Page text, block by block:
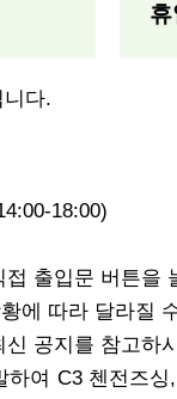
휴
다.
18:00)
출입문 버튼을
에 따라 달라질
공지를 참고하
여 C3 첸전즈